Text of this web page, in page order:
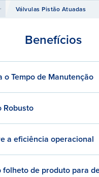
Válvulas de Bloqueio
Válvulas Pistão Atuadas
Benefícios
o Tempo de Manutenção
Robusto
a eficiência operacional
folheto de produto para